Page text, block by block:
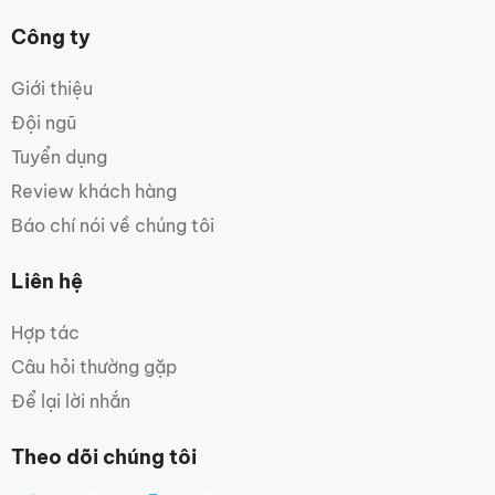
Công ty
Giới thiệu
Đội ngũ
Tuyển dụng
Review khách hàng
Báo chí nói về chúng tôi
Liên hệ
Hợp tác
Câu hỏi thường gặp
Để lại lời nhắn
Theo dõi chúng tôi